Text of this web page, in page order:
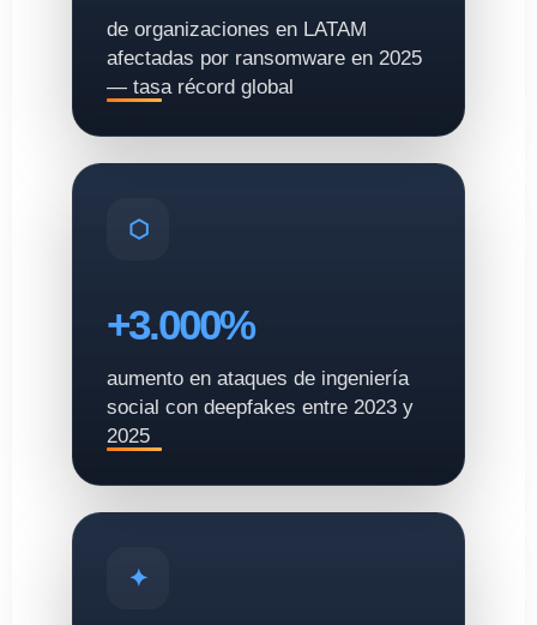
de organizaciones en LATAM
afectadas por ransomware en 2025
— tasa récord global
+3.000%
aumento en ataques de ingeniería
social con deepfakes entre 2023 y
2025